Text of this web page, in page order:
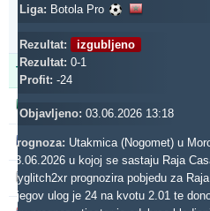
Liga: Botola Pro
Rezultat:
izgubljeno
Rezultat: 0-1
Profit: -24
Objavljeno: 03.06.2026 13:18
Prognoza: Utakmica (Nogomet) u
03.06.2026 u kojoj se sastaju Raja
jayglitch2xr prognozira pobjedu za
Njegov ulog je 24 na kvotu 2.01 te donosi eventualni profit od 24.24. Za
Updated:
40m
Tipster
gerrard062xr429.14 26.57 %
makau 422.33 0.14 %